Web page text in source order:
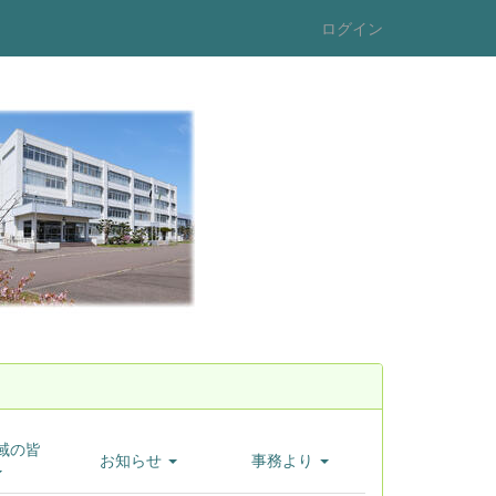
ログイン
の皆 お知らせ 事務より